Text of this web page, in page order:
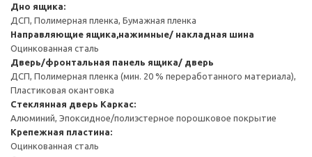
Дно ящика:
ДСП, Полимерная пленка, Бумажная пленка
Направляющие ящика,нажимные/ накладная шина
Оцинкованная сталь
Дверь/фронтальная панель ящика/ дверь
ДСП, Полимерная пленка (мин. 20 % переработанного материала),
Пластиковая окантовка
Стеклянная дверь Каркас:
Алюминий, Эпоксидное/полиэстерное порошковое покрытие
Крепежная пластина:
Оцинкованная сталь